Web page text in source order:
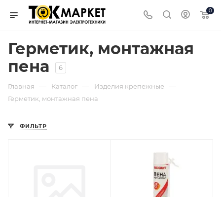
0
Герметик, монтажная
пена
6
Главная — Каталог — Изделия крепежные —
Герметик, монтажная пена
ФИЛЬТР